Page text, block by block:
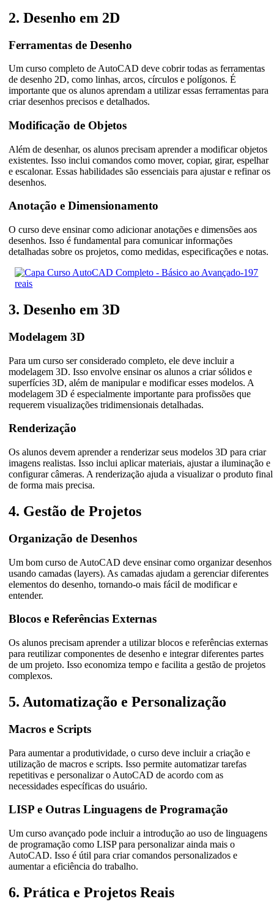
2. Desenho em 2D
Ferramentas de Desenho
Um curso completo de AutoCAD deve cobrir todas as ferramentas
de desenho 2D, como linhas, arcos, círculos e polígonos. É
importante que os alunos aprendam a utilizar essas ferramentas para
criar desenhos precisos e detalhados.
Modificação de Objetos
Além de desenhar, os alunos precisam aprender a modificar objetos
existentes. Isso inclui comandos como mover, copiar, girar, espelhar
e escalonar. Essas habilidades são essenciais para ajustar e refinar os
desenhos.
Anotação e Dimensionamento
O curso deve ensinar como adicionar anotações e dimensões aos
desenhos. Isso é fundamental para comunicar informações
detalhadas sobre os projetos, como medidas, especificações e notas.
3. Desenho em 3D
Modelagem 3D
Para um curso ser considerado completo, ele deve incluir a
modelagem 3D. Isso envolve ensinar os alunos a criar sólidos e
superfícies 3D, além de manipular e modificar esses modelos. A
modelagem 3D é especialmente importante para profissões que
requerem visualizações tridimensionais detalhadas.
Renderização
Os alunos devem aprender a renderizar seus modelos 3D para criar
imagens realistas. Isso inclui aplicar materiais, ajustar a iluminação e
configurar câmeras. A renderização ajuda a visualizar o produto final
de forma mais precisa.
4. Gestão de Projetos
Organização de Desenhos
Um bom curso de AutoCAD deve ensinar como organizar desenhos
usando camadas (layers). As camadas ajudam a gerenciar diferentes
elementos do desenho, tornando-o mais fácil de modificar e
entender.
Blocos e Referências Externas
Os alunos precisam aprender a utilizar blocos e referências externas
para reutilizar componentes de desenho e integrar diferentes partes
de um projeto. Isso economiza tempo e facilita a gestão de projetos
complexos.
5. Automatização e Personalização
Macros e Scripts
Para aumentar a produtividade, o curso deve incluir a criação e
utilização de macros e scripts. Isso permite automatizar tarefas
repetitivas e personalizar o AutoCAD de acordo com as
necessidades específicas do usuário.
LISP e Outras Linguagens de Programação
Um curso avançado pode incluir a introdução ao uso de linguagens
de programação como LISP para personalizar ainda mais o
AutoCAD. Isso é útil para criar comandos personalizados e
aumentar a eficiência do trabalho.
6. Prática e Projetos Reais